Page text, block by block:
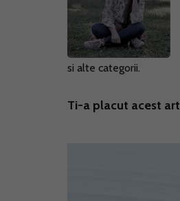
si alte categorii.
Ti-a placut acest